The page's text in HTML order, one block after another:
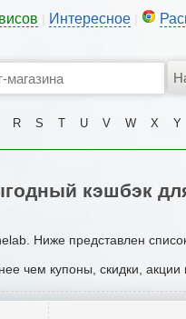
Интересное
R S T U V W X Y
кэшбэк
Ниже представлен
чем купоны, скидки,